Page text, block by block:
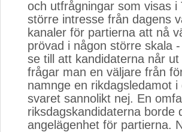
och utfrågningar som visas
större intresse från dagens
kanaler för partierna att nå
prövad i någon större skala
se till att kandidaterna når
frågar man en väljare från
namnge en rikdagsledamot
svaret sannolikt nej. En
riksdagskandidaterna borde
angelägenhet för partierna.